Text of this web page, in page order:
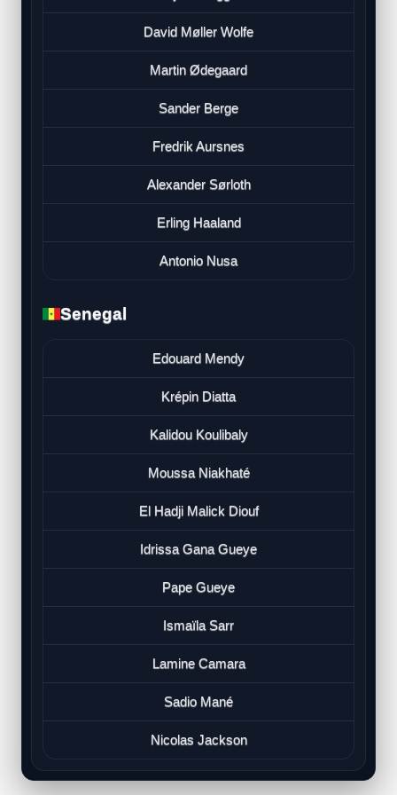
David Møller Wolfe
Martin Ødegaard
Sander Berge
Fredrik Aursnes
Alexander Sørloth
Erling Haaland
Antonio Nusa
Senegal
Edouard Mendy
Krépin Diatta
Kalidou Koulibaly
Moussa Niakhaté
El Hadji Malick Diouf
Idrissa Gana Gueye
Pape Gueye
Ismaïla Sarr
Lamine Camara
Sadio Mané
Nicolas Jackson